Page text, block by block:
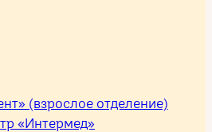
(взрослое отделение)
«Интермед»